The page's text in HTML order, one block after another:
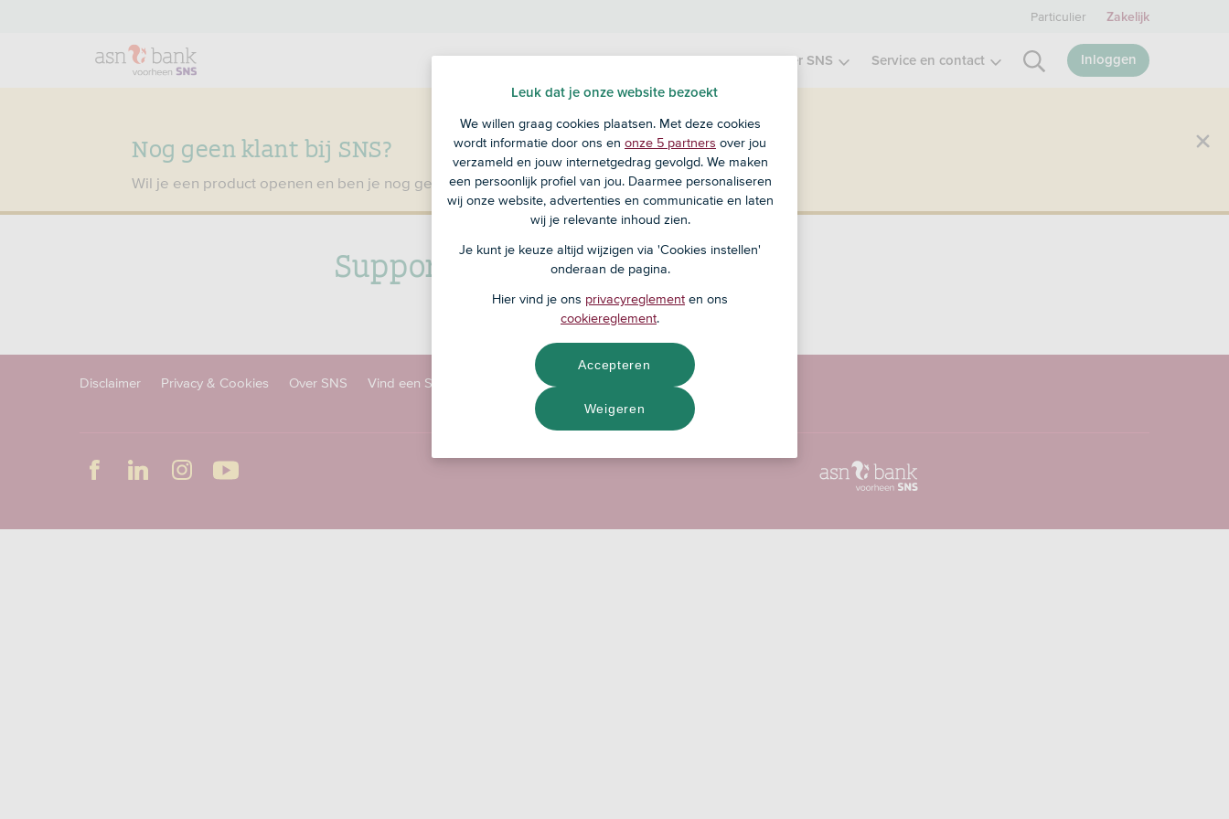
Nog geen klant bij SNS?
Wil je een product openen en ben je nog geen klant bij SNS?Ga dan naar ASN Bank .
Over SNS Service en contact Inloggen
Particulier Zakelijk
Support
Disclaimer Privacy & Cookies Over SNS Vind een SNS Winkel Contact Cookies instellen
Leuk dat je onze website bezoekt
We willen graag cookies plaatsen. Met deze cookies
wordt informatie door ons en onze 5 partners over jou
verzameld en jouw internetgedrag gevolgd. We maken
een persoonlijk profiel van jou. Daarmee personaliseren
wij onze website, advertenties en communicatie en laten
wij je relevante inhoud zien.
Je kunt je keuze altijd wijzigen via 'Cookies instellen'
onderaan de pagina.
Hier vind je ons privacyreglement en ons
cookiereglement.
Weigeren
Accepteren